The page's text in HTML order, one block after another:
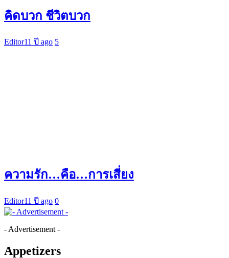
คิดบวก ชีวิตบวก
Editor11 ปี ago 5
ความรัก…คือ…การเสี่ยง
Editor11 ปี ago 0
- Advertisement -
Appetizers